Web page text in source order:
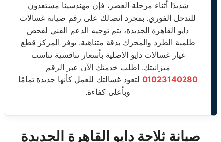
شديدًا أثناء مرحلة العصر، فإن مهندسينا مستعدون
للتدخل الفوري. بمجرد اتصالك على رقم صيانة غسالات
دايو القاهرة الجديدة، يتم توجيه الدعم الفني لفحص
طلمبة الطرد والمحرك بدقة متناهية. يوفر المركز قطع
غيار غسالات دايو الاصلية بأسعار تنافسية تناسب
ميزانيتك. اطلب خدمتك الآن عبر الرقم
01023140280 لتعود غسالتك للعمل كأنها جديدة تمامًا
وبأعلى كفاءة.
صيانة ثلاجة دايو القاهرة الجديدة